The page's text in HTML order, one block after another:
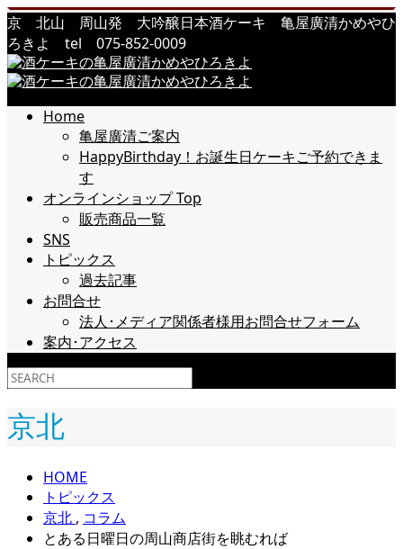
京 北山 周山発 大吟醸日本酒ケーキ 亀屋廣清かめやひ
ろきよ tel 075-852-0009
Home
亀屋廣清ご案内
HappyBirthday！お誕生日ケーキご予約できま
す
オンラインショップ Top
販売商品一覧
SNS
トピックス
過去記事
お問合せ
法人･メディア関係者様用お問合せフォーム
案内･アクセス
京北
HOME
トピックス
京北 , コラム
とある日曜日の周山商店街を眺むれば